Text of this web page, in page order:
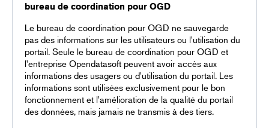
bureau de coordination pour OGD
Le bureau de coordination pour OGD ne sauvegarde
pas des informations sur les utilisateurs ou l'utilisation du
portail. Seule le bureau de coordination pour OGD et
l'entreprise Opendatasoft peuvent avoir accès aux
informations des usagers ou d'utilisation du portail. Les
informations sont utilisées exclusivement pour le bon
fonctionnement et l'amélioration de la qualité du portail
des données, mais jamais ne transmis à des tiers.